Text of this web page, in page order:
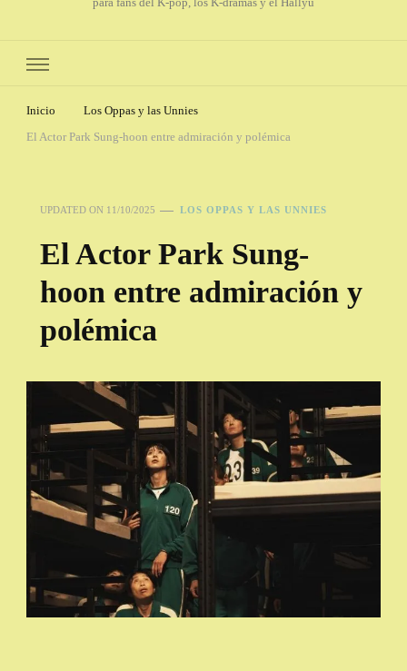
Inicio
Los Oppas y las Unnies
El Actor Park Sung-hoon entre admiración y polémica
UPDATED ON 11/10/2025 LOS OPPAS Y LAS UNNIES
El Actor Park Sung-
hoon entre admiración y
polémica